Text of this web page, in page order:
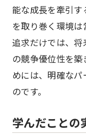
能な成長を牽引す
を取り巻く環境
追求だけでは、
の競争優位性を
めには、明確な
のです。
学んだことの